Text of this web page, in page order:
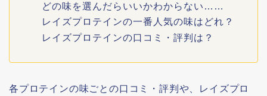
どの味を選んだらいいかわからない……
レイズプロテインの一番人気の味はどれ？
レイズプロテインの口コミ・評判は？
各プロテインの味ごとの口コミ・評判や、レイズプロ